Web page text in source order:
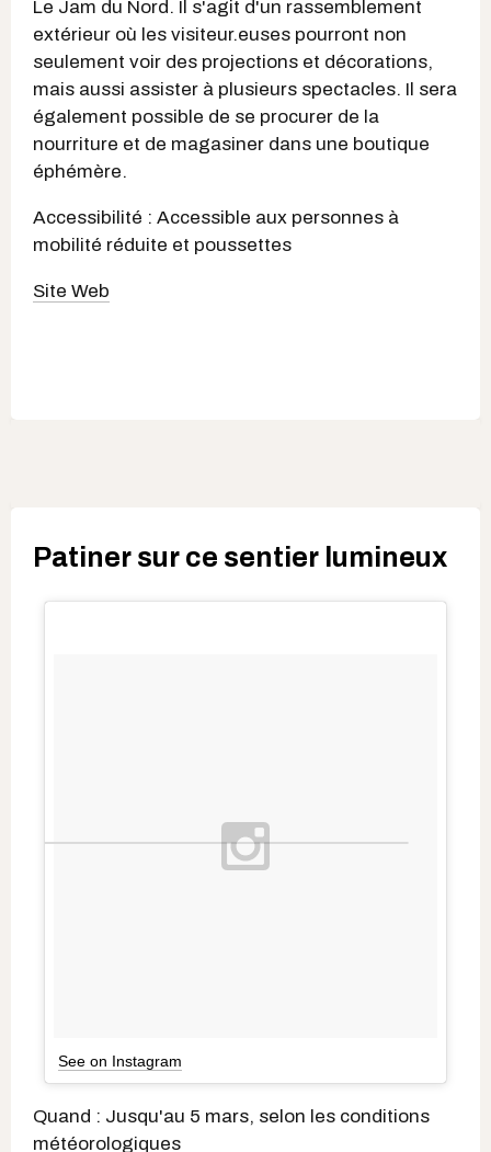
Le Jam du Nord. Il s'agit d'un rassemblement
extérieur où les visiteur.euses pourront non
seulement voir des projections et décorations,
mais aussi assister à plusieurs spectacles. Il sera
également possible de se procurer de la
nourriture et de magasiner dans une boutique
éphémère.
Accessibilité : Accessible aux personnes à
mobilité réduite et poussettes
Site Web
Patiner sur ce sentier lumineux
See on Instagram
Quand : Jusqu'au 5 mars, selon les conditions
météorologiques